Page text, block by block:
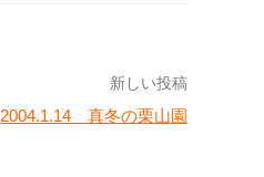
新しい投稿
2004.1.14 真冬の栗山園